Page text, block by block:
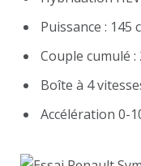
Puissance : 145
Couple cumulé :
Boîte à 4
Accélération 0-